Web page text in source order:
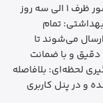
ارسال سریع و فوری: ارسال سفارشات به سراسر کشور ظرف 1 الی سه روز
تمام
می‌شوند تا
و با ضمانت
لحظه‌ای: بلافاصله
و در پنل کاربری